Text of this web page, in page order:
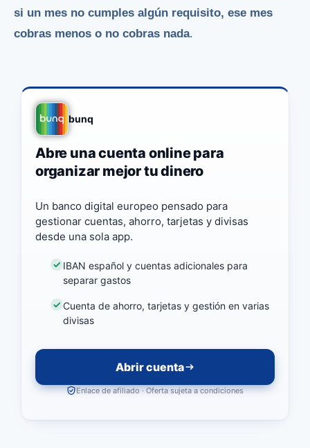
si un mes no cumples algún requisito, ese mes
cobras menos o no cobras nada.
bunq
Abre una cuenta online para
organizar mejor tu dinero
Un banco digital europeo pensado para
gestionar cuentas, ahorro, tarjetas y divisas
desde una sola app.
IBAN español y cuentas adicionales para
separar gastos
Cuenta de ahorro, tarjetas y gestión en varias
divisas
Abrir cuenta
Enlace de afiliado · Oferta sujeta a condiciones